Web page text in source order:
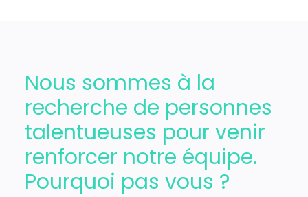
Nous sommes à la
recherche de personnes
talentueuses pour venir
renforcer notre équipe.
Pourquoi pas vous ?